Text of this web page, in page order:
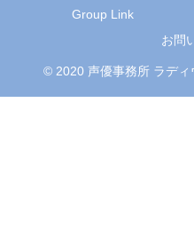
Group Link
お問
© 2020 声優事務所 ラディ